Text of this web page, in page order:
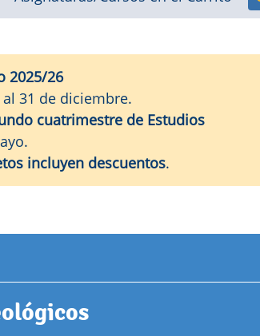
2025/26
31 de diciembre.
cuatrimestre de Estudios
incluyen descuentos.